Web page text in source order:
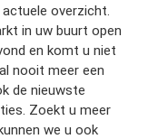
overzicht.
in uw buurt open
en komt u niet
nooit meer een
de nieuwste
Zoekt u meer
we u ook